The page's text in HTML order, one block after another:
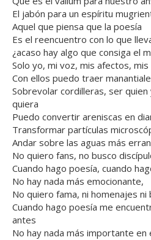
El jabón para un espíritu
Aquel que piensa que la poesía
Es el reencuentro con lo que
¿acaso hay algo que consiga el
Solo yo, mi voz, mis afectos,
Con ellos puedo traer
Sobrevolar cordilleras, ser
quiera
Puedo convertir areniscas en
Transformar partículas
Andar sobre las aguas más
No quiero fans, no busco
Cuando hago poesía, cuando
No hay nada más emocionante,
No quiero fama, ni homenajes ni
Cuando hago poesía me
antes
No hay nada más importante